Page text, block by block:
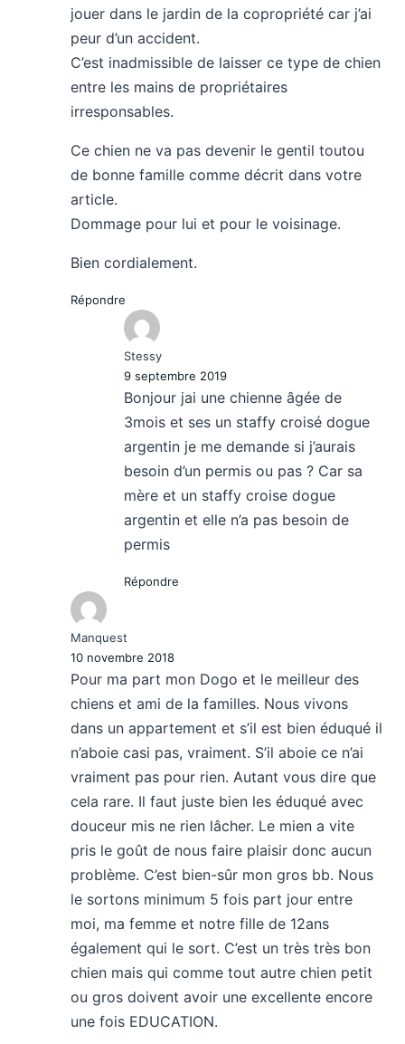
jouer dans le jardin de la copropriété car j’ai
peur d’un accident.
C’est inadmissible de laisser ce type de chien
entre les mains de propriétaires
irresponsables.
Ce chien ne va pas devenir le gentil toutou
de bonne famille comme décrit dans votre
article.
Dommage pour lui et pour le voisinage.
Bien cordialement.
Répondre
Stessy
9 septembre 2019
Bonjour jai une chienne âgée de
3mois et ses un staffy croisé dogue
argentin je me demande si j’aurais
besoin d’un permis ou pas ? Car sa
mère et un staffy croise dogue
argentin et elle n’a pas besoin de
permis
Répondre
Manquest
10 novembre 2018
Pour ma part mon Dogo et le meilleur des
chiens et ami de la familles. Nous vivons
dans un appartement et s’il est bien éduqué il
n’aboie casi pas, vraiment. S’il aboie ce n’ai
vraiment pas pour rien. Autant vous dire que
cela rare. Il faut juste bien les éduqué avec
douceur mis ne rien lâcher. Le mien a vite
pris le goût de nous faire plaisir donc aucun
problème. C’est bien-sûr mon gros bb. Nous
le sortons minimum 5 fois part jour entre
moi, ma femme et notre fille de 12ans
également qui le sort. C’est un très très bon
chien mais qui comme tout autre chien petit
ou gros doivent avoir une excellente encore
une fois EDUCATION.